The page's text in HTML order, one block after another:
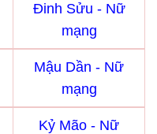
Đinh Sửu - Nữ
mạng
Mậu Dần - Nữ
mạng
Kỷ Mão - Nữ